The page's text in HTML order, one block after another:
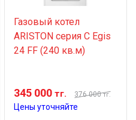
Газовый котел
ARISTON серия C Egis
24 FF (240 кв.м)
345 000тг. 376 000тг.
Цены уточняйте